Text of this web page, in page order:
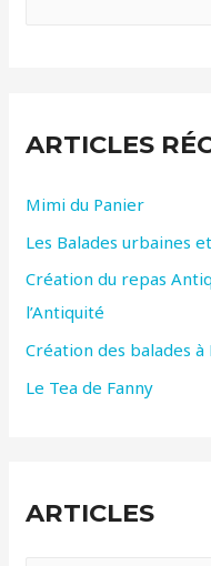
r
h
e
r
:
ARTICLES
Mimi du Panier
Les Balades urbaines
Création du repas
l’Antiquité
Création des balades à
Le Tea de Fanny
ARTICLES